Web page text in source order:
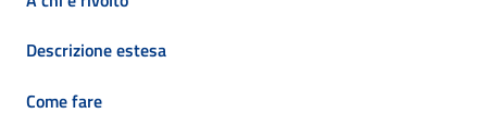
Descrizione estesa
Come fare